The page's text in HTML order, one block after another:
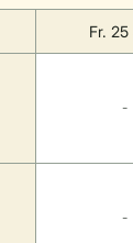
Fr. 25
-
-